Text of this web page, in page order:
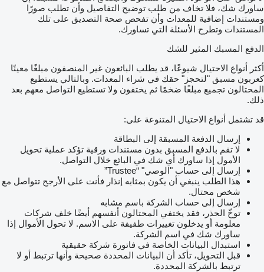
ساورك شك، فلا تخاف من طلب توضيح التفاصيل وأن تطلب صورًا
ومستندات إضافية للمعدات وأن تفحص صحة التصديق على تلك
المستندات وتطرح الأسئلة التي تساورك.
الدفع المسبك المثير للشك
أكثر أنواع الاحتيال شيوعًا، قد يطلب البائعون غير المنصفون مبلغًا معينًا
كعربون مسبق "لتحجز" حقك في شراء المعدات. وبالتالي يستطيع
المحتالون تجميع مبلغًا ضخمًا ثم يختفون ولا تستطيع التواصل معهم بعد
ذلك.
قد تشتمل أنواع الاحتيال المتنوعة على:
إرسال الدفعة المسبقة إلى البطاقة
لا تقم بالدفع المسبق بدون مستندات ورقية تؤكد عملية تحويل
الأمول إذا ساورك أي شك في البائع خلال التواصل.
إرسال إلى حساب "الوصي" “Trustee”
هذا الطلب ينبغي أن يكون بمثابه إنذار فأنت على الأرجح تتواصل مع
شخص محتال.
إرسال إلى حساب الشركة باسم مشابه
توخّ الحذر، فقد يختفي المحتالون أنفسهم أيضًا خلف شركات
معلومة أو يدخلون تغييرات طفيفة على الاسم. لا تحول الأموال إذا
ساورك شك في اسم الشركة.
استبدال البيانات الخاصة في فاتورة شركة حقيقية
قبل التحويل، تأكد أن البيانات المحددة صحيحة وأنها ترتبط أو لا
ترتبط بالشركة المحددة.